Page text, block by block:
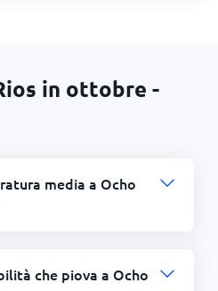
in ottobre -
media a Ocho
che piova a Ocho